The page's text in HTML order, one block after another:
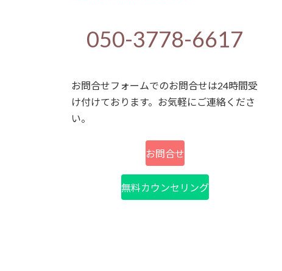
050-3778-6617
お問合せフォームでのお問合せは24時間受
け付けております。お気軽にご連絡くださ
い。
お問合せ
無料カウンセリング